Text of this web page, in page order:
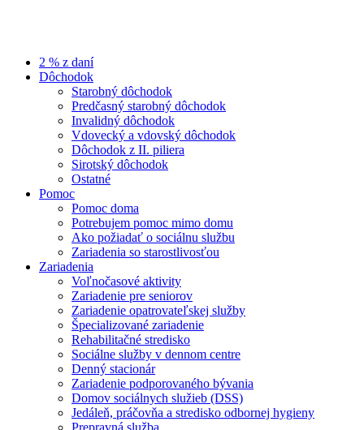
2 % z daní
Dôchodok
Starobný dôchodok
Predčasný starobný dôchodok
Invalidný dôchodok
Vdovecký a vdovský dôchodok
Dôchodok z II. piliera
Sirotský dôchodok
Ostatné
Pomoc
Pomoc doma
Potrebujem pomoc mimo domu
Ako požiadať o sociálnu službu
Zariadenia so starostlivosťou
Zariadenia
Voľnočasové aktivity
Zariadenie pre seniorov
Zariadenie opatrovateľskej služby
Špecializované zariadenie
Rehabilitačné stredisko
Sociálne služby v dennom centre
Denný stacionár
Zariadenie podporovaného bývania
Domov sociálnych služieb (DSS)
Jedáleň, práčovňa a stredisko odbornej hygieny
Prepravná služba